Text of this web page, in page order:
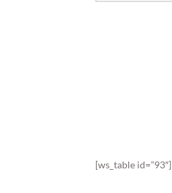
[ws_table id=”93″]